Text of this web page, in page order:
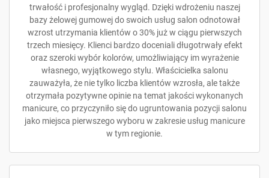
trwałość i profesjonalny wygląd. Dzięki wdrożeniu naszej
bazy żelowej gumowej do swoich usług salon odnotował
wzrost utrzymania klientów o 30% już w ciągu pierwszych
trzech miesięcy. Klienci bardzo doceniali długotrwały efekt
oraz szeroki wybór kolorów, umożliwiający im wyrażenie
własnego, wyjątkowego stylu. Właścicielka salonu
zauważyła, że nie tylko liczba klientów wzrosła, ale także
otrzymała pozytywne opinie na temat jakości wykonanych
manicure, co przyczyniło się do ugruntowania pozycji salonu
jako miejsca pierwszego wyboru w zakresie usług manicure
w tym regionie.